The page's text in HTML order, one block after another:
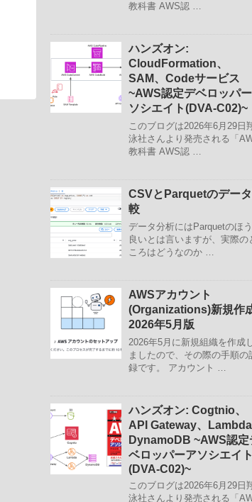
教科書 AWS認 …
ハンズオン:
CloudFormation、
SAM、Codeサービス
~AWS認定デベロッパ
ソシエイト(DVA-C02)~
このブログは2026年6月29日
泳社さんより発売される「
教科書 AWS認 …
CSVとParquetのデー
較
データ分析にはParquetのほ
良いとは言いますが、実際の
ころはどうなのか …
AWSアカウント
(Organizations)新規作
2026年5月版
2026年5月に新規組織を作成
ましたので、その際の手順の
録です。 アカウント …
ハンズオン: Cogtnio、
API Gateway、Lambda
DynamoDB ~AWS認定
ベロッパーアソシエイト
(DVA-C02)~
このブログは2026年6月29日
泳社さんより発売される「